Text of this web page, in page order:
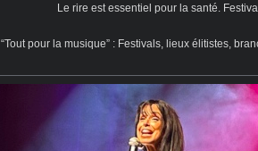
Le rire est essentiel pour la santé.
“Tout pour la musique” : Festivals, lieux élitistes,